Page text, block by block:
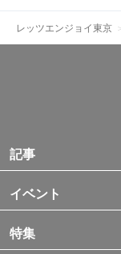
レッツエンジョイ東京
記事
イベント
特集